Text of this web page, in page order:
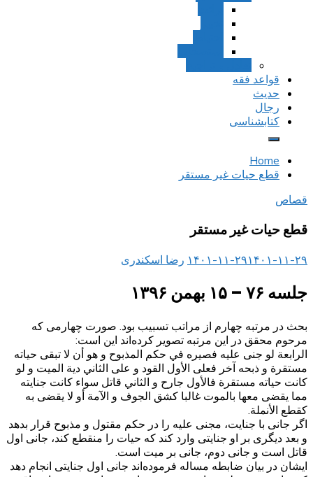
قواعد فقه
حدیث
رجال
کتابشناسی
Home
قطع حیات غیر مستقر
قصاص
قطع حیات غیر مستقر
۱۴۰۱-۱۱-۲۹۱۴۰۱-۱۱-۲۹ رضا اسکندری
جلسه ۷۶ – ۱۵ بهمن ۱۳۹۶
بحث در مرتبه چهارم از مراتب تسبیب بود. صورت چهارمی که
مرحوم محقق در این مرتبه تصویر کرده‌اند این است:
الرابعة لو جنى عليه فصيره في حكم المذبوح‌ و هو أن لا تبقى حياته
مستقرة و ذبحه آخر فعلى الأول القود و على الثاني دية الميت و لو
كانت حياته مستقرة فالأول جارح و الثاني قاتل سواء كانت جنايته
مما يقضى معها بالموت غالبا كشق الجوف و الآمة أو لا يقضى به
كقطع الأنملة.
اگر جانی با جنایت، مجنی علیه را در حکم مقتول و مذبوح قرار بدهد
و بعد دیگری بر او جنایتی وارد کند که حیات را منقطع کند، جانی اول
قاتل است و جانی دوم، جانی بر میت است.
ایشان در بیان ضابطه مساله فرموده‌اند جانی اول جنایتی انجام دهد